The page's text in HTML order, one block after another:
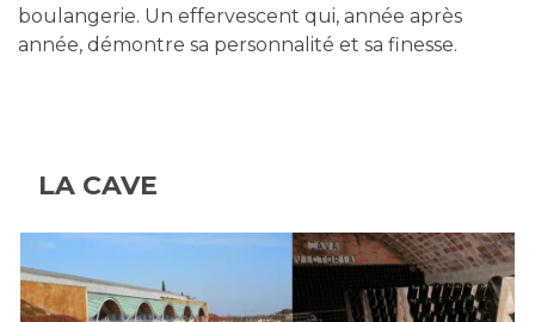
boulangerie. Un effervescent qui, année après
année, démontre sa personnalité et sa finesse.
LA CAVE